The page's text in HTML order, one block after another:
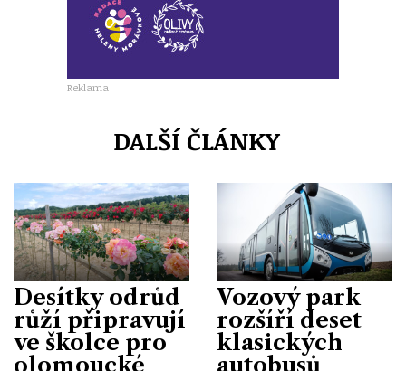
Reklama
DALŠÍ ČLÁNKY
Desítky odrůd
růží připravují
ve školce pro
olomoucké
Vozový park
rozšíří deset
klasických
autobusů